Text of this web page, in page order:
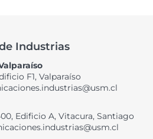
Industrias
F1, Valparaíso
Edificio A, Vitacura, Santiago